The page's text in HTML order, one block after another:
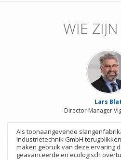
WIE ZIJN
Lars
Director Manager
Als toonaangevende
Industrietechnik GmbH
maken gebruik van deze ervaring
geavanceerde en ecologisch